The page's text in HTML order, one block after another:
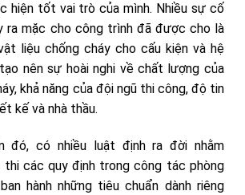
hiện tốt vai trò của mình. Nhiều sự cố
ra mặc cho công trình đã được cho là
liệu chống cháy cho cấu kiện và hệ
nên sự hoài nghi về chất lượng của
khả năng của đội ngũ thi công, độ tin
kế và nhà thầu.
đó, có nhiều luật định ra đời nhằm
thi các quy định trong công tác phòng
hành những tiêu chuẩn dành riêng